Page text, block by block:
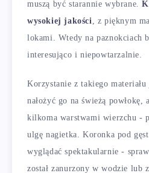
muszą być starannie wybrane.
wysokiej jakości
, z pięknym
lokami. Wtedy na paznokciach
interesująco i niepowtarzalnie.
Korzystanie z takiego
nałożyć go na świeżą
kilkoma warstwami wierzchu -
ulgę nagietka. Koronka pod
wyglądać spektakularnie -
został zanurzony w wodzie lub